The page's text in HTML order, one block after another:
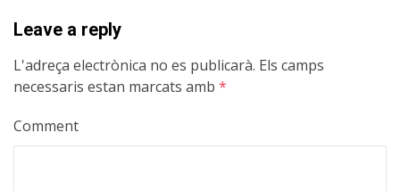
Leave a reply
L'adreça electrònica no es publicarà. Els camps
necessaris estan marcats amb *
Comment